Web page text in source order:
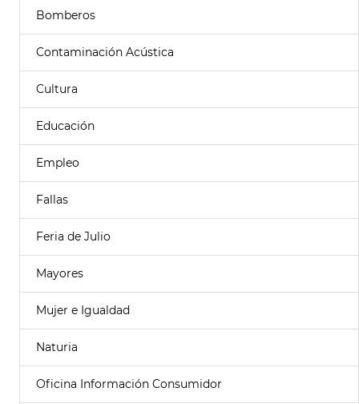
Bomberos
Contaminación Acústica
Cultura
Educación
Empleo
Fallas
Feria de Julio
Mayores
Mujer e Igualdad
Naturia
Oficina Información Consumidor